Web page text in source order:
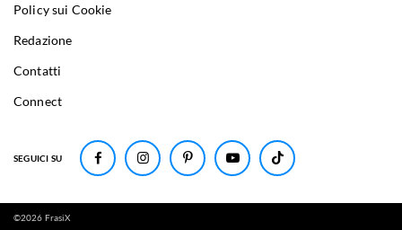
SEGUICI SU
Policy sui Cookie
Redazione
Contatti
Connect
©2026 FrasiX